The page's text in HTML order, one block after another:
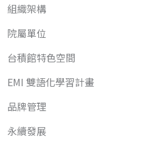
組織架構
院屬單位
台積館特色空間
EMI 雙語化學習計畫
品牌管理
永續發展